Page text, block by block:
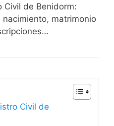
Civil de Benidorm:
matrimonio
Civil de